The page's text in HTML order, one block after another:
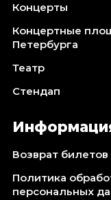
Концерты
Концертные
Петербурга
Театр
Стендап
Возврат билетов
Политика
персональных